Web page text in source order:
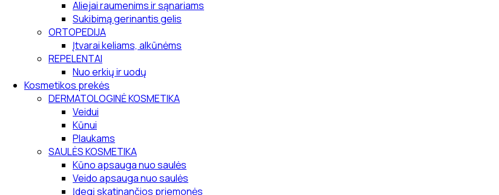
Aliejai raumenims ir sąnariams
Sukibimą gerinantis gelis
ORTOPEDIJA
Įtvarai keliams, alkūnėms
REPELENTAI
Nuo erkių ir uodų
Kosmetikos prekės
DERMATOLOGINĖ KOSMETIKA
Veidui
Kūnui
Plaukams
SAULĖS KOSMETIKA
Kūno apsauga nuo saulės
Veido apsauga nuo saulės
Įdegį skatinančios priemonės